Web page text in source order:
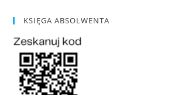
KSIĘGA ABSOLWENTA